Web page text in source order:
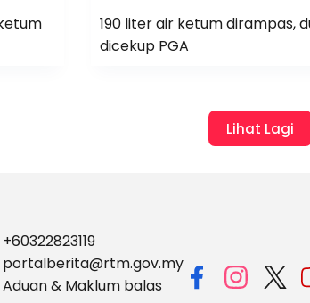
190 liter air ketum dirampas,
dicekup PGA
Lihat Lagi
+60322823119
portalberita@rtm.gov.my
Aduan & Maklum balas